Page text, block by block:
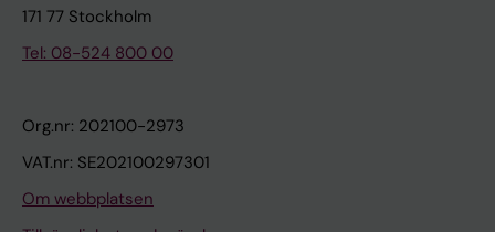
171 77 Stockholm
Tel: 08-524 800 00
Org.nr: 202100-2973
VAT.nr: SE202100297301
Om webbplatsen